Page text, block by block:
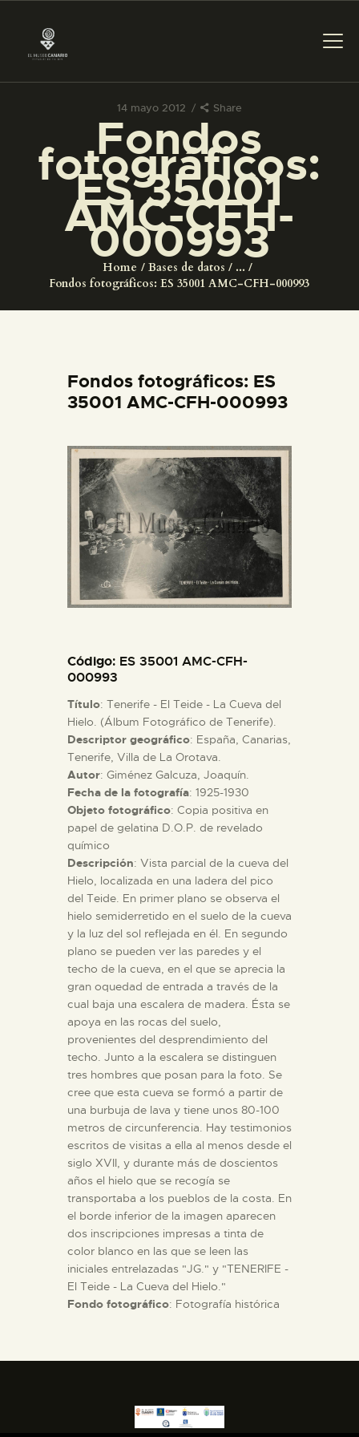
14 mayo 2012 Share
Fondos
fotográficos:
ES 35001
AMC-CFH-
000993
Home Bases de datos
...
Fondos fotográficos: ES 35001 AMC-CFH-000993
PREPARAR LA VISITA
ACTIVIDADES
█
EL MUSEO
DIDÁCTICA
PREPARAR LA VISITA
ACTIVIDADES
COLECCIONES
DIDÁCTICA
ESPAÑOL
Fondos fotográficos: ES
35001 AMC-CFH-000993
Código: ES 35001 AMC-CFH-
000993
Título: Tenerife - El Teide - La Cueva del
Hielo. (Álbum Fotográfico de Tenerife).
Descriptor geográfico: España, Canarias,
Tenerife, Villa de La Orotava.
Autor: Giménez Galcuza, Joaquín.
Fecha de la fotografía: 1925-1930
Objeto fotográfico: Copia positiva en
papel de gelatina D.O.P. de revelado
químico
Descripción: Vista parcial de la cueva del
Hielo, localizada en una ladera del pico
del Teide. En primer plano se observa el
hielo semiderretido en el suelo de la cueva
y la luz del sol reflejada en él. En segundo
plano se pueden ver las paredes y el
techo de la cueva, en el que se aprecia la
gran oquedad de entrada a través de la
cual baja una escalera de madera. Ésta se
apoya en las rocas del suelo,
provenientes del desprendimiento del
techo. Junto a la escalera se distinguen
tres hombres que posan para la foto. Se
cree que esta cueva se formó a partir de
una burbuja de lava y tiene unos 80-100
metros de circunferencia. Hay testimonios
escritos de visitas a ella al menos desde el
siglo XVII, y durante más de doscientos
años el hielo que se recogía se
transportaba a los pueblos de la costa. En
el borde inferior de la imagen aparecen
dos inscripciones impresas a tinta de
color blanco en las que se leen las
iniciales entrelazadas "JG." y "TENERIFE -
El Teide - La Cueva del Hielo."
Fondo fotográfico: Fotografía histórica